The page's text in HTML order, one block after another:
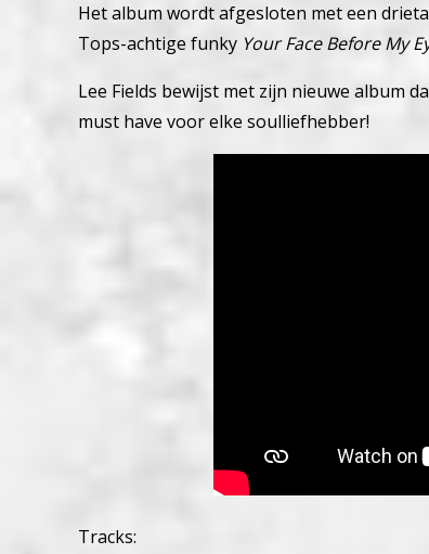
Het album wordt afgesloten met een
Tops-achtige funky Your Face Before My
Lee Fields bewijst met zijn nieuwe album
must have voor elke soulliefhebber!
Tracks: